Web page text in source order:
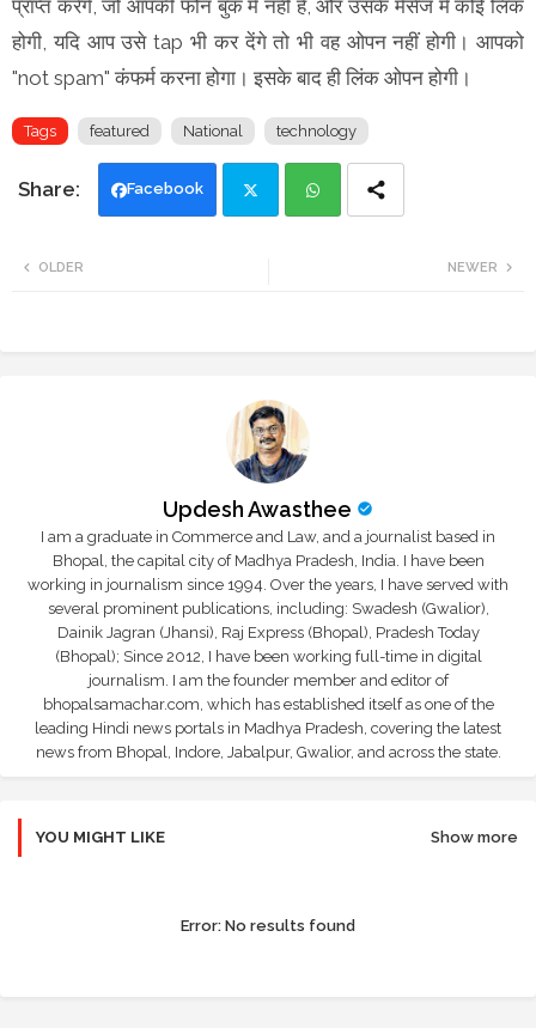
प्राप्त करेंगे, जो आपकी फोन बुक में नहीं है, और उसके मैसेज में कोई लिंक
होगी, यदि आप उसे tap भी कर देंगे तो भी वह ओपन नहीं होगी। आपको
"not spam" कंफर्म करना होगा। इसके बाद ही लिंक ओपन होगी।
Tags featured National technology
Facebook
NEWER
OLDER
Updesh Awasthee
I am a graduate in Commerce and Law, and a journalist based in
Bhopal, the capital city of Madhya Pradesh, India. I have been
working in journalism since 1994. Over the years, I have served with
several prominent publications, including: Swadesh (Gwalior),
Dainik Jagran (Jhansi), Raj Express (Bhopal), Pradesh Today
(Bhopal); Since 2012, I have been working full-time in digital
journalism. I am the founder member and editor of
bhopalsamachar.com, which has established itself as one of the
leading Hindi news portals in Madhya Pradesh, covering the latest
news from Bhopal, Indore, Jabalpur, Gwalior, and across the state.
YOU MIGHT LIKE Show more
Error: No results found